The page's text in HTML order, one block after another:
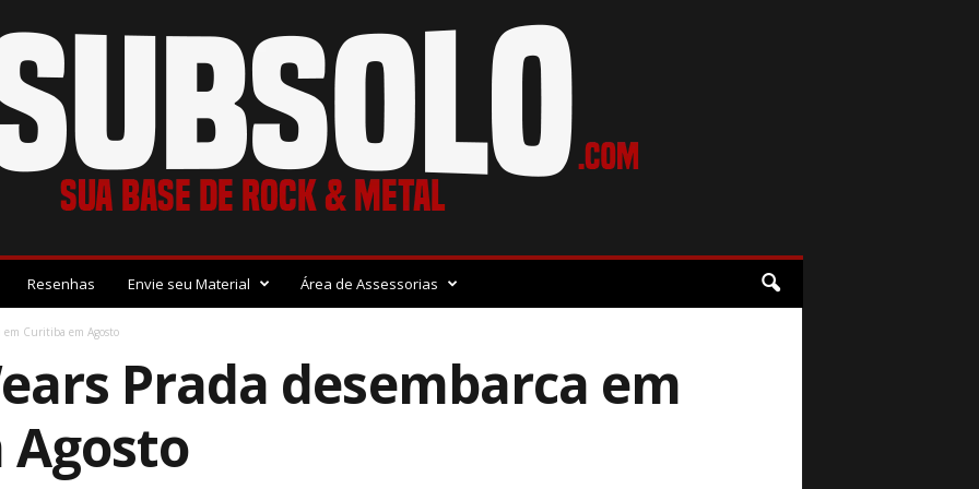
Resenhas Envie seu Material Área de Assessorias
em Curitiba em Agosto
Prada desembarca em